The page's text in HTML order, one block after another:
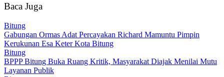
Baca Juga
Bitung
Gabungan Ormas Adat Percayakan Richard Mamuntu Pimpin
Kerukunan Esa Keter Kota Bitung
Bitung
BPPP Bitung Buka Ruang Kritik, Masyarakat Diajak Menilai Mutu
Layanan Publik